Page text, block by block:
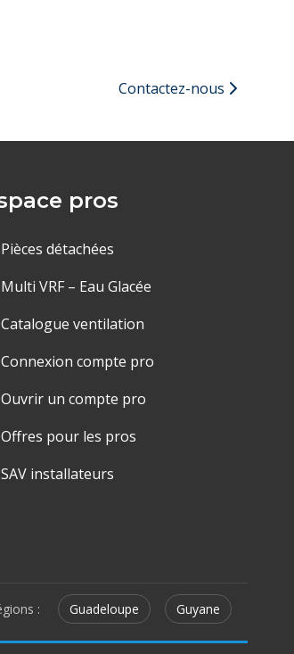
Contactez-nous
pros
Pièces détachées
Multi VRF – Eau Glacée
Catalogue ventilation
Connexion compte pro
Ouvrir un compte pro
Offres pour les pros
SAV installateurs
: Guadeloupe Guyane